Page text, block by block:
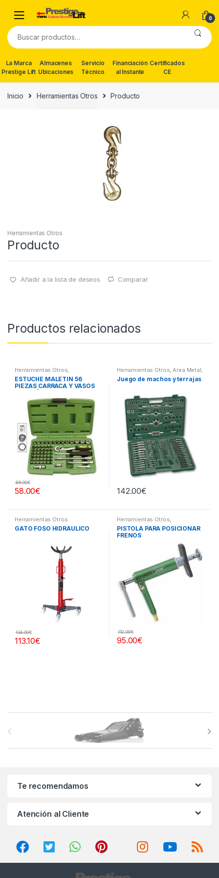
navigation
content
0
Buscar
por:
La Marca
Prestige Lift
Almacenes
Ubicaciones
Servicio
Técnico
Financiación
al Instante
Certificados
CE
Inicio Herramientas Otros Producto
Herramientas Otros
Producto
Añadir a la lista de deseos Comparar
Productos relacionados
Herramientas Otros,
Herramientas De Mano,
Herramientas De Mano,
Maletines Herramientas,
Extractores, Compresímetros,
ESTUCHE MALETIN 56
PIEZAS CARRACA Y VASOS
58.00€
68.00€
Herramientas Otros,Area Metal,
Roscas, Herramientas ,
Maletines Herramientas,
Juego de machos y terrajas
142.00€
Herramientas Otros
GATO FOSO HIDRÁULICO
113.10€
134.00€
Herramientas Otros,
Herramientas Frenos y
Refrigeración
PISTOLA PARA POSICIONAR
FRENOS
95.00€
112.00€
Te recomendamos
Atención al Cliente